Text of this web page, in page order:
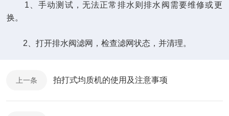
1、手动测试，无法正常排水则排水阀需要维修或更
换。
2、打开排水阀滤网，检查滤网状态，并清理。
上一条 拍打式均质机的使用及注意事项